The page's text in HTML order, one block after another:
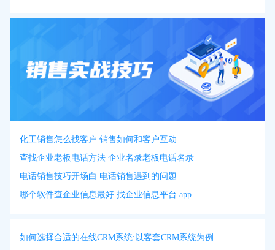
化工销售怎么找客户 销售如何和客户互动
查找企业老板电话方法 企业名录老板电话名录
电话销售技巧开场白 电话销售遇到的问题
哪个软件查企业信息最好 找企业信息平台 app
如何选择合适的在线CRM系统:以客套CRM系统为例